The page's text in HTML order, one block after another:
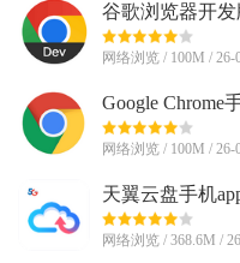
谷歌浏览器开发
网络浏览 / 100M / 26-
Google Chrome
v148.0.7778.120
网络浏览 / 100M / 26-
天翼云盘手机
版
网络浏览 / 368.6M /